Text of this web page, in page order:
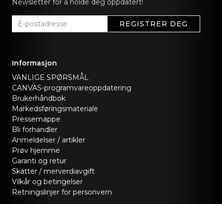
Newsletter for å holde deg oppdatert!
REGISTRER DEG
Informasjon
VANLIGE SPØRSMÅL
CANVAS-programvareoppdatering
Brukerhåndbok
Markedsføringsmateriale
Pressemappe
Bli forhandler
Anmeldelser / artikler
Prøv hjemme
Garanti og retur
Skatter / merverdiavgift
Vilkår og betingelser
Retningslinjer for personvern